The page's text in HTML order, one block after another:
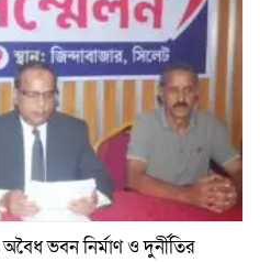
ভবন নির্মাণ ও দুর্নীতির